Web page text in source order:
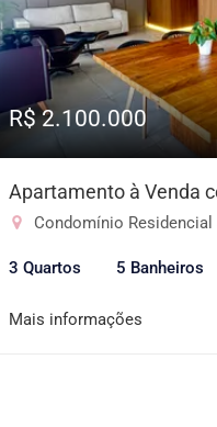
R$ 2.100.000
Apartamento à Venda
Condomínio Residencial
3 Quartos 5 Banheiros
Mais informações